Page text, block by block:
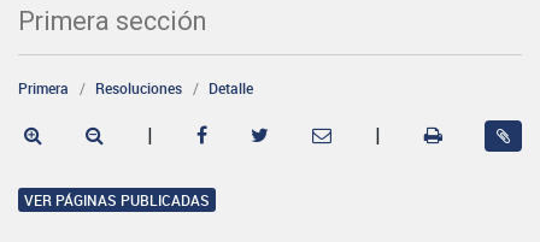
Primera sección
Primera Resoluciones Detalle
| |
VER PÁGINAS PUBLICADAS